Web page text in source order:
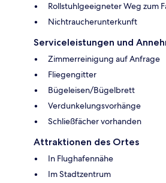
Rollstuhlgeeigneter Weg zum
Nichtraucherunterkunft
Serviceleistungen und
Zimmerreinigung auf Anfrage
Fliegengitter
Bügeleisen/Bügelbrett
Verdunkelungsvorhänge
Schließfächer vorhanden
Attraktionen des Ortes
In Flughafennähe
Im Stadtzentrum